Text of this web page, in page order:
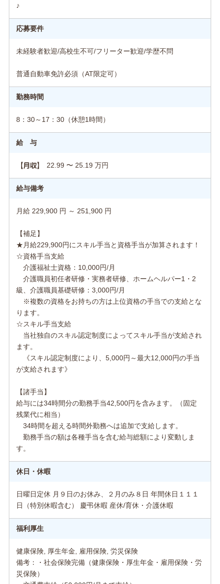
♪
応募要件
未経験者歓迎/高校生不可/フリーター歓迎/学歴不問
普通自動車免許必須（AT限定可）
勤務時間
8：30～17：30（休憩1時間）
給 与
【月収】 22.99 〜 25.19 万円
給与備考
月給 229,900 円 ～ 251,900 円
【補足】
★月給229,900円にスキル手当と資格手当が加算されます！
☆資格手当支給
介護福祉士資格：10,000円/月
介護職員初任者研修・実務者研修、ホームヘルパー1・2
級、介護職員基礎研修：3,000円/月
※複数の資格をお持ちの方は上位資格の手当での支給とな
ります。
☆スキル手当支給
当社独自のスキル認定制度によってスキル手当が支給され
ます。
《スキル認定制度により、5,000円～最大12,000円の手当
が支給されます》
【諸手当】
給与には34時間分の勤務手当42,500円を含みます。（固定
残業代に相当）
34時間を超える時間外勤務へは追加で支給します。
勤務手当の額は各種手当を含む給与総額により変動しま
す。
休日・休暇
日曜日定休 月９日のお休み、２月のみ８日 年間休日１１１
日（特別休暇含む） 慶弔休暇 産休/育休・介護休暇
福利厚生
健康保険, 厚生年金, 雇用保険, 労災保険
備考：・社会保険完備（健康保険・厚生年金・雇用保険・労
災保険）